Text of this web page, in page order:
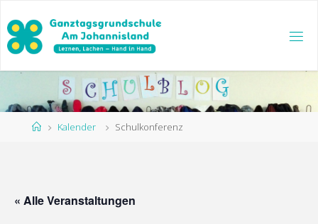
Inhalt
springen
StartKalender Schulkonferenz
« Alle Veranstaltungen